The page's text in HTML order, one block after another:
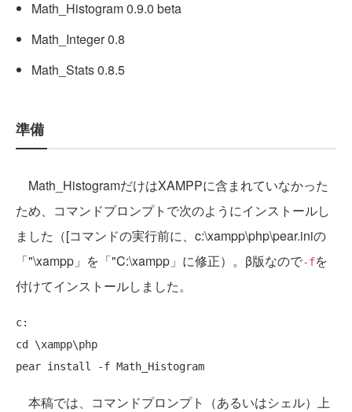
Math_Histogram 0.9.0 beta
Math_Integer 0.8
Math_Stats 0.8.5
準備
Math_HistogramだけはXAMPPに含まれていなかった
ため、コマンドプロンプトで次のようにインストールし
ました（[コマンドの実行前に、c:\xampp\php\pear.iniの
「"\xampp」を「"C:\xampp」に修正）。β版なので-fを
付けてインストールしました。
c:
cd \xampp\php
本稿では、コマンドプロンプト（あるいはシェル）上